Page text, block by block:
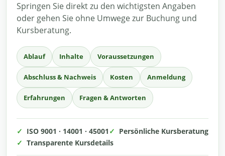
Springen Sie direkt zu den wichtigsten Angaben
oder gehen Sie ohne Umwege zur Buchung und
Kursberatung.
Ablauf Inhalte Voraussetzungen
Abschluss & Nachweis Kosten Anmeldung
Erfahrungen Fragen & Antworten
✓ ISO 9001 · 14001 · 45001 ✓ Persönliche Kursberatung
✓ Transparente Kursdetails